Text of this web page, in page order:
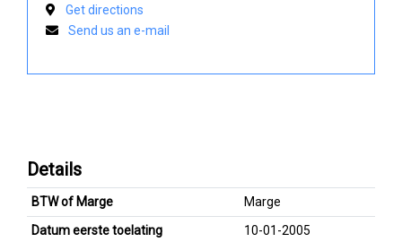
Details
BTW of Marge
Marge
Datum eerste toelating
10-01-2005
Get directions
Send us an e-mail